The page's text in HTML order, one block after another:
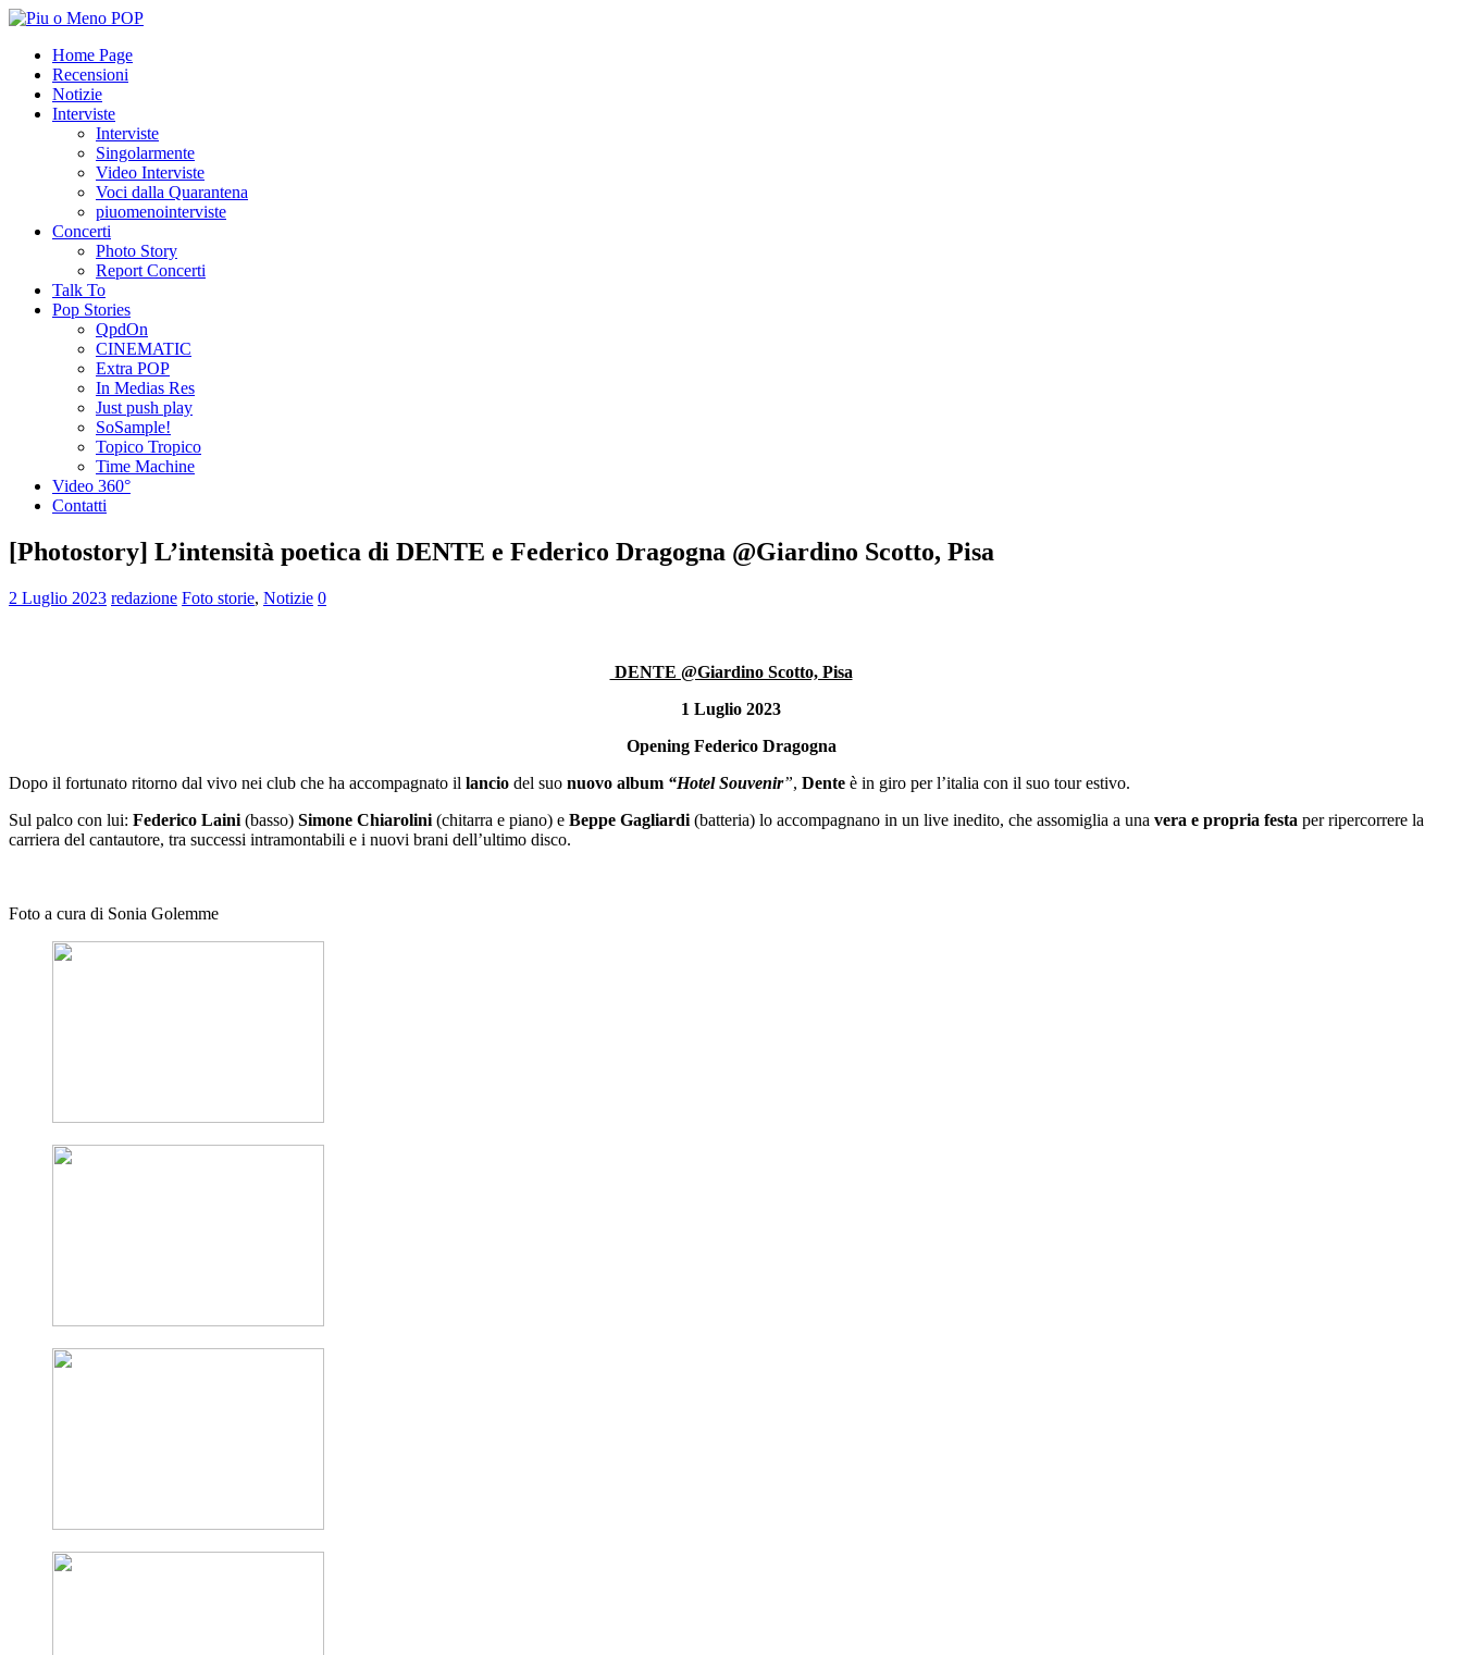
Home Page
Recensioni
Notizie
Interviste
Interviste
Singolarmente
Video Interviste
Voci dalla Quarantena
piuomenointerviste
Concerti
Photo Story
Report Concerti
Talk To
Pop Stories
QpdOn
CINEMATIC
Extra POP
In Medias Res
Just push play
SoSample!
Topico Tropico
Time Machine
Video 360°
Contatti
[Photostory] L’intensità poetica di DENTE e Federico Dragogna @Giardino Scotto, Pisa
2 Luglio 2023 redazione Foto storie, Notizie 0
DENTE @Giardino Scotto, Pisa
1 Luglio 2023
Opening Federico Dragogna
Dopo il fortunato ritorno dal vivo nei club che ha accompagnato il lancio del suo nuovo album “Hotel Souvenir”, Dente è in giro per l’italia con il suo tour estivo.
Sul palco con lui: Federico Laini (basso) Simone Chiarolini (chitarra e piano) e Beppe Gagliardi (batteria) lo accompagnano in un live inedito, che assomiglia a una vera e propria festa per ripercorrere la
carriera del cantautore, tra successi intramontabili e i nuovi brani dell’ultimo disco.
Foto a cura di Sonia Golemme